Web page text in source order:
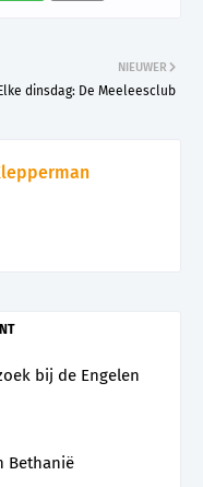
NIEUWER
dinsdag: De Meeleesclub
bij de Engelen
Bethanië